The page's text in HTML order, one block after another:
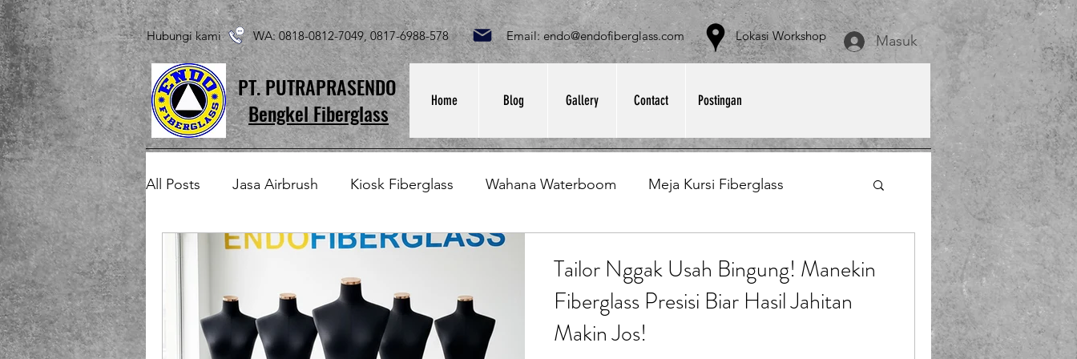
Hubungi kami WA: 0818-0812-7049, 0817-6988-578 Email:endo@endofiberglass.comLokasi Workshop Masuk
Bengkel Fiberglass
PT. PUTRAPRASENDO Home Blog Gallery Contact Postingan
All Posts Jasa Airbrush Kiosk Fiberglass Wahana Waterboom Meja Kursi Fiberglass
Produk Fiberglass Custom Bak Fiberglass Sirkus Waterplay
Patung Fiberglass Tempat Sampah Fiberglass Lining Fiberglass Ilmu Fiberglass
Tailor Nggak Usah Bingung! Manekin
Fiberglass Presisi Biar Hasil Jahitan
Makin Jos!